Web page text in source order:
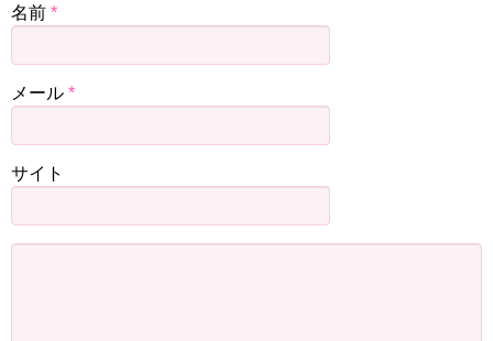
名前 *
メール *
サイト